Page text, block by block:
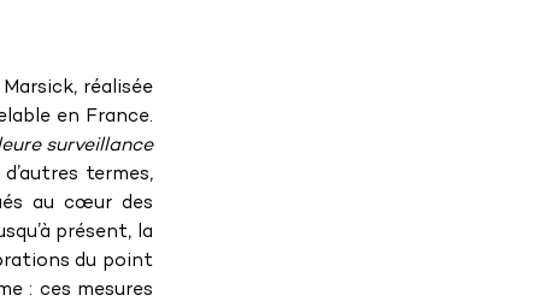
Marsick, réalisée
en France.
surveillance
termes,
au cœur des
présent, la
du point
: ces mesures